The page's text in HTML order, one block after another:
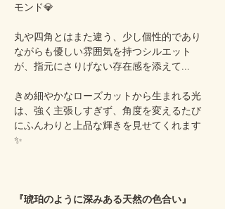
モンド💎
丸や四角とはまた違う、少し個性的であり
ながらも優しい雰囲気を持つシルエット
が、指元にさりげない存在感を添えて...
きめ細やかなローズカットから生まれる光
は、強く主張しすぎず、角度を変えるたび
にふんわりと上品な輝きを見せてくれます
✨
『琥珀のように深みある天然の色合い』